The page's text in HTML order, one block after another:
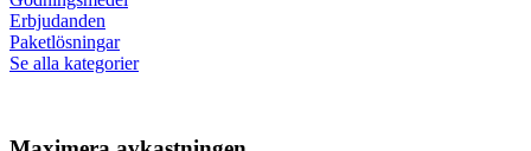
Erbjudanden
Paketlösningar
Se alla kategorier